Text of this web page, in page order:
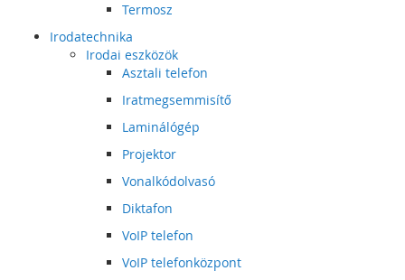
Termosz
Irodatechnika
Irodai eszközök
Asztali telefon
Iratmegsemmisítő
Laminálógép
Projektor
Vonalkódolvasó
Diktafon
VoIP telefon
VoIP telefonközpont